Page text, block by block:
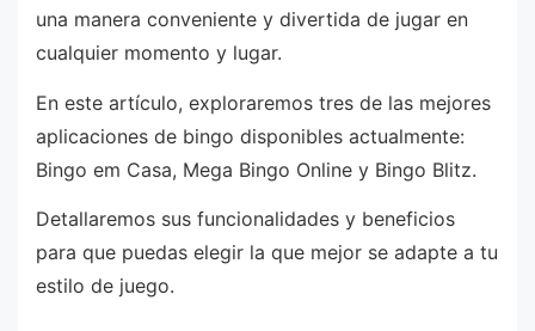
una manera conveniente y divertida de jugar en
cualquier momento y lugar.
En este artículo, exploraremos tres de las mejores
aplicaciones de bingo disponibles actualmente:
Bingo em Casa, Mega Bingo Online y Bingo Blitz.
Detallaremos sus funcionalidades y beneficios
para que puedas elegir la que mejor se adapte a tu
estilo de juego.